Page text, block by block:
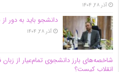
آذر ۲۸, ۱۴۰۴
دانشجو باید به دور
آذر ۲۸, ۱۴۰۴
شاخصه‌های بارز دانشجوی تمام‌عیار از زبان
انقلاب کیست؟